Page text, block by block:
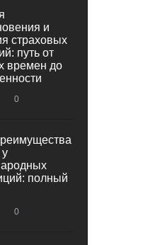
и
страховых
путь от
времен до
0
у
полный
0